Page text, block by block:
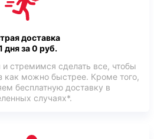
доставка
дня за 0 руб.
стремимся сделать все, чтобы
как можно быстрее. Кроме того,
бесплатную доставку в
случаях*.